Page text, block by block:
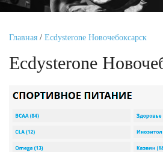
Главная / Ecdysterone Новочебоксарск
Ecdysterone